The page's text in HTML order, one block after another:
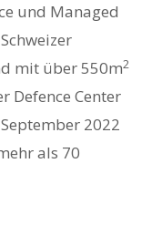
und Managed
mit über 550m2
Defence Center
2022
als 70